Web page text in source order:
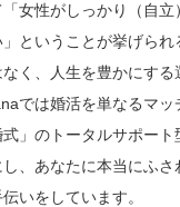
女性がしっかり（自立
ということが挙げられ
なく、人生を豊かにする
では婚活を単なるマッ
」の​トータルサポート
、あなたに本当にふさ
いをしています。